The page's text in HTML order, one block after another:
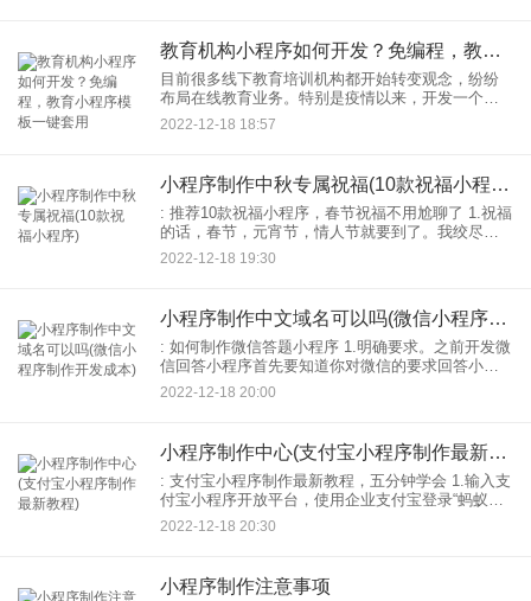
教育机构小程序如何开发？免编程，教育小程序模板一键套用
目前很多线下教育培训机构都开始转变观念，纷纷
布局在线教育业务。特别是疫情以来，开发一个教
育小程序在很大程度上，提高了老师与学生之间的
沟通效率。下面，就给大家介绍一下教育小程序开
2022-12-18 18:57
小程序制作中秋专属祝福(10款祝福小程序)
: 推荐10款祝福小程序，春节祝福不用尬聊了 1.祝福
的话，春节，元宵节，情人节就要到了。我绞尽脑
汁也不知道怎么跟TA打招呼。祝福话小程序。快来
帮忙，精美的主题贺卡，精选有趣的祝福话语，给
2022-12-18 19:30
小程序制作中文域名可以吗(微信小程序制作开发成本)
: 如何制作微信答题小程序 1.明确要求。之前开发微
信回答小程序首先要知道你对微信的要求回答小程
序、目标受众、产品定位及其小程序。 2.取一个和
别人不一样的名字。当您回答开发微信时，您需要
2022-12-18 20:00
小程序制作中心(支付宝小程序制作最新教程)
: 支付宝小程序制作最新教程，五分钟学会 1.输入支
付宝小程序开放平台，使用企业支付宝登录“蚂蚁金
服开放平台”。 2.创建自己的支付宝小程序，进入开
发中心，在概览页面快速入口创建支付宝小程序
2022-12-18 20:30
小程序制作注意事项